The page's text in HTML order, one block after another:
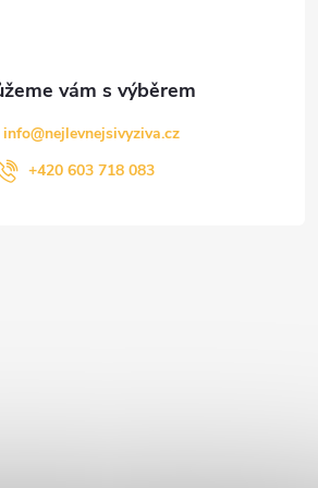
info@nejlevnejsivyziva.cz
+420 603 718 083